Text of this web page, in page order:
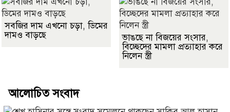
সবজির দাম এখনো চড়া, ডিমের
দামও বাড়ছে
ভাঙছে না বিজয়ের সংসার,
বিচ্ছেদের মামলা প্রত্যাহার করে
নিলেন স্ত্রী
আলোচিত সংবাদ